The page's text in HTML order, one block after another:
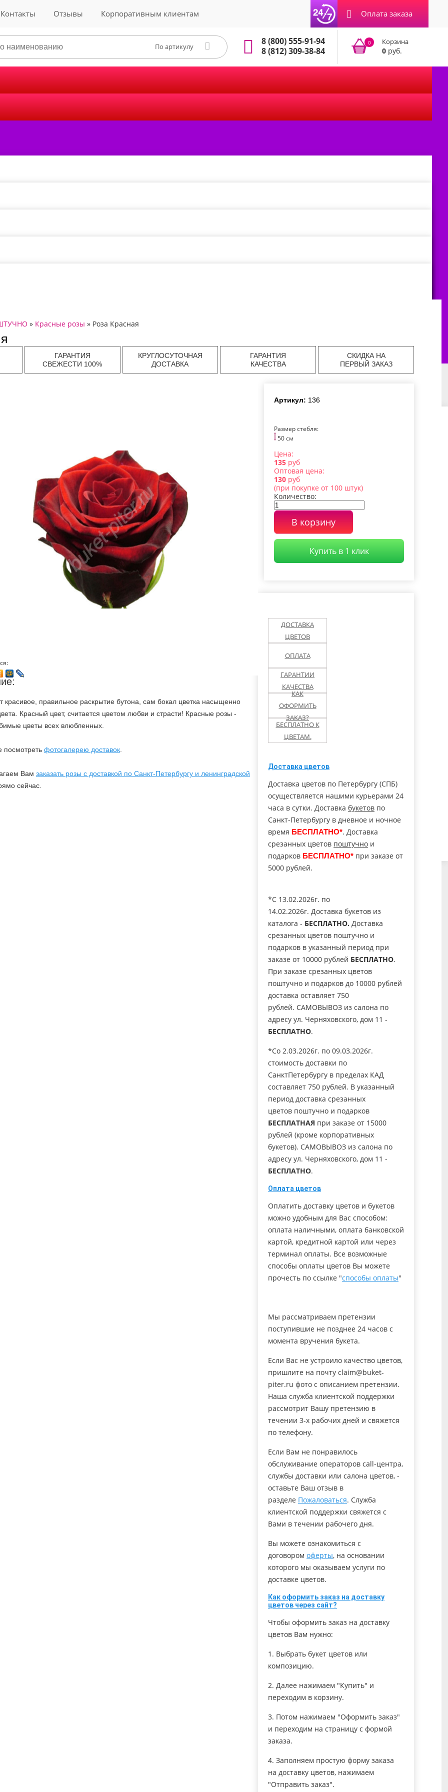
Контакты Отзывы Корпоративным клиентам Оплата заказа
По артикулу
8 (800) 555-91-94
8 (812) 309-38-84
Корзина
0
0 руб.
в
в
Красноярске
Доставка цветов в
Астрахань Бугры Белоостров
Волосово Волхов Видное (МО)
Домодедово
Домодедово
(город)
Днепропетровск
(Украина)
Зеркальный
(Приморск. Шоссе)
Зеленоград (МО) Ижевск Иркутск
Коммунар Коломна
Кузьмолово ЛО
Луга
Мурино
Павловск
Полтава (Украина) Песочный Подольск МО Петергоф
Пушкин
Ступино (МО)
Тихвин
Тельмана пос.
(Колпино)
Чехов Чудово
» Красные розы » Роза Красная
ГАРАНТИЯ
СВЕЖЕСТИ 100%
КРУГЛОСУТОЧНАЯ
ДОСТАВКА
ГАРАНТИЯ
КАЧЕСТВА
СКИДКА НА
ПЕРВЫЙ ЗАКАЗ
красивое, правильное раскрытие бутона, сам бокал цветка насыщенно
Красный цвет, считается цветом любви и страсти! Красные розы -
цветы всех влюбленных.
посмотреть фотогалерею доставок
Вам заказать розы с доставкой по Санкт-Петербургу и ленинградской
сейчас.
Цена:
135 руб
Оптовая цена:
130 руб
(при покупке от 100 штук)
Количество:
В корзину
Купить в 1 клик
Артикул: 136
Размер стебля:
50 см
ДОСТАВКА
ЦВЕТОВ
ОПЛАТА
ГАРАНТИИ
КАЧЕСТВА
КАК
ОФОРМИТЬ
ЗАКАЗ?
БЕСПЛАТНО К
ЦВЕТАМ.
Доставка цветов
Доставка цветов по Петербургу (СПБ)
осуществляется нашими курьерами 24
часа в сутки. Доставка букетов по
Санкт-Петербургу в дневное и ночное
время БЕСПЛАТНО*. Доставка
срезанных цветов поштучно и
подарков БЕСПЛАТНО* при заказе от
5000 рублей.
*C 13.02.2026г. по
14.02.2026г. Доставка букетов из
каталога - БЕСПЛАТНО. Доставка
срезанных цветов поштучно и
подарков в указанный период при
заказе от 10000 рублей БЕСПЛАТНО.
При заказе срезанных цветов
поштучно и подарков до 10000 рублей
доставка оставляет 750
рублей. САМОВЫВОЗ из салона по
адресу ул. Черняховского, дом 11 -
БЕСПЛАТНО.
*Со 2.03.2026г. по 09.03.2026г.
стоимость доставки по
СанктПетербургу в пределах КАД
составляет 750 рублей. В указанный
период доставка срезанных
цветов поштучно и подарков
БЕСПЛАТНАЯ при заказе от 15000
рублей (кроме корпоративных
букетов). САМОВЫВОЗ из салона по
адресу ул. Черняховского, дом 11 -
БЕСПЛАТНО.
Оплата цветов
Оплатить доставку цветов и букетов
можно удобным для Вас способом:
оплата наличными, оплата банковской
картой, кредитной картой или через
терминал оплаты. Все возможные
способы оплаты цветов Вы можете
прочесть по ссылке "способы оплаты"
Мы рассматриваем претензии
поступившие не позднее 24 часов с
момента вручения букета.
Если Вас не устроило качество цветов,
пришлите на почту claim@buket-
piter.ru фото с описанием претензии.
Наша служба клиентской поддержки
рассмотрит Вашу претензию в
течении 3-х рабочих дней и свяжется
по телефону.
Если Вам не понравилось
обслуживание операторов call-центра,
службы доставки или салона цветов, -
оставьте Ваш отзыв в
разделе Пожаловаться. Служба
клиентской поддержки свяжется с
Вами в течении рабочего дня.
Вы можете ознакомиться с
договором оферты, на основании
которого мы оказываем услуги по
доставке цветов.
Как оформить заказ на доставку
цветов через сайт?
Чтобы оформить заказ на доставку
цветов Вам нужно:
1. Выбрать букет цветов или
композицию.
2. Далее нажимаем "Купить" и
переходим в корзину.
3. Потом нажимаем "Оформить заказ"
и переходим на страницу с формой
заказа.
4. Заполняем простую форму заказа
на доставку цветов, нажимаем
"Отправить заказ".